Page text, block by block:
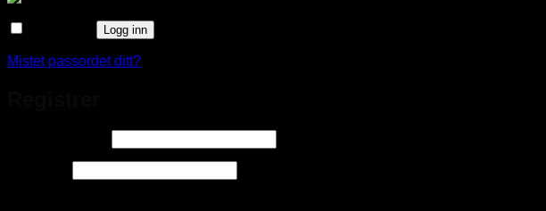
Logg inn
Mistet passordet ditt?